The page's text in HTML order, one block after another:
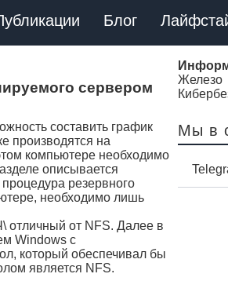
Блог
сервером
составить график
производятся на
компьютере необходимо
описывается
резервного
необходимо лишь
отличный от NFS. Далее в
Windows с
который обеспечивал бы
является NFS.
Железо
Мы в